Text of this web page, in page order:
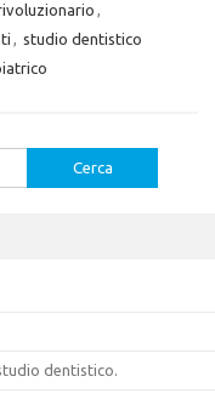
,
, studio dentistico
dentistico.